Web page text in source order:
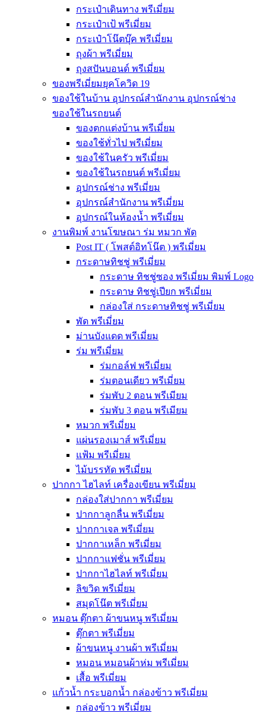
กระเป๋าเดินทาง พรีเมี่ยม
กระเป๋าเป้ พรีเมี่ยม
กระเป๋าโน๊ตบุ๊ค พรีเมี่ยม
ถุงผ้า พรีเมี่ยม
ถุงสปันบอนด์ พรีเมี่ยม
ของพรีเมี่ยมยุคโควิด 19
ของใช้ในบ้าน อุปกรณ์สำนักงาน อุปกรณ์ช่าง
ของใช้ในรถยนต์
ของตกแต่งบ้าน พรีเมี่ยม
ของใช้ทั่วไป พรีเมี่ยม
ของใช้ในครัว พรีเมี่ยม
ของใช้ในรถยนต์ พรีเมี่ยม
อุปกรณ์ช่าง พรีเมี่ยม
อุปกรณ์สำนักงาน พรีเมี่ยม
อุปกรณ์ในห้องน้ำ พรีเมี่ยม
งานพิมพ์ งานโฆษณา ร่ม หมวก พัด
Post IT ( โพสต์อิทโน๊ต ) พรีเมี่ยม
กระดาษทิชชู่ พรีเมี่ยม
กระดาษ ทิชชู่ซอง พรีเมี่ยม พิมพ์ Logo
กระดาษ ทิชชู่เปียก พรีเมี่ยม
กล่องใส่ กระดาษทิชชู่ พรีเมี่ยม
พัด พรีเมี่ยม
ม่านบังแดด พรีเมี่ยม
ร่ม พรีเมี่ยม
ร่มกอล์ฟ พรีเมี่ยม
ร่มตอนเดียว พรีเมี่ยม
ร่มพับ 2 ตอน พรีเมียม
ร่มพับ 3 ตอน พรีเมียม
หมวก พรีเมี่ยม
แผ่นรองเมาส์ พรีเมี่ยม
แฟ้ม พรีเมี่ยม
ไม้บรรทัด พรีเมี่ยม
ปากกา ไฮไลท์ เครื่องเขียน พรีเมี่ยม
กล่องใส่ปากกา พรีเมี่ยม
ปากกาลูกลื่น พรีเมี่ยม
ปากกาเจล พรีเมี่ยม
ปากกาเหล็ก พรีเมี่ยม
ปากกาแฟชั่น พรีเมี่ยม
ปากกาไฮไลท์ พรีเมี่ยม
ลิขวิด พรีเมี่ยม
สมุดโน๊ต พรีเมี่ยม
หมอน ตุ๊กตา ผ้าขนหนู พรีเมี่ยม
ตุ๊กตา พรีเมี่ยม
ผ้าขนหนู งานผ้า พรีเมี่ยม
หมอน หมอนผ้าห่ม พรีเมี่ยม
เสื้อ พรีเมี่ยม
แก้วน้ำ กระบอกน้ำ กล่องข้าว พรีเมี่ยม
กล่องข้าว พรีเมี่ยม